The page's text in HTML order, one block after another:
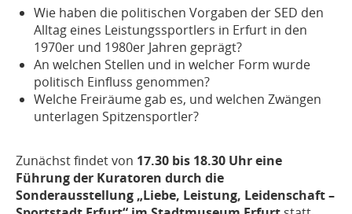
Wie haben die politischen Vorgaben der SED den
Alltag eines Leistungssportlers in Erfurt in den
1970er und 1980er Jahren geprägt?
An welchen Stellen und in welcher Form wurde
politisch Einfluss genommen?
Welche Freiräume gab es, und welchen Zwängen
unterlagen Spitzensportler?
Zunächst findet von 17.30 bis 18.30 Uhr eine
Führung der Kuratoren durch die
Sonderausstellung „Liebe, Leistung, Leidenschaft –